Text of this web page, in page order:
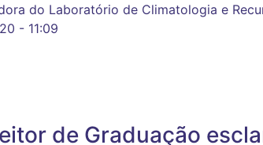
do Laboratório de Climatologia e
- 11:09
de Graduação